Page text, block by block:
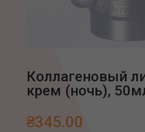
Коллагеновый
крем (ночь),
₴345.00